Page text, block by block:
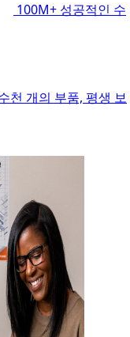
100M+ 성공적인 수
천 개의 부품, 평생 보